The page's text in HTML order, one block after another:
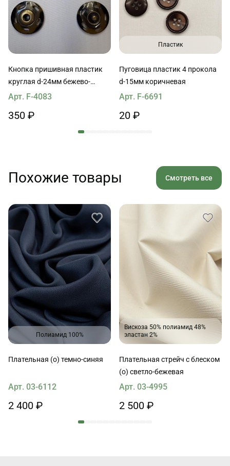
Кнопка пришивная пластик
круглая d-24мм бежево-
коричневая
Арт. F-4083
350 ₽
Пластик
Пуговица пластик 4 прокола
d-15мм коричневая
Арт. F-6691
20 ₽
Похожие товары Смотреть все
Полиамид 100%
Плательная (о) темно-синяя
Арт. 03-6112
2 400 ₽
Вискоза 50% полиамид 48%
эластан 2%
Плательная стрейч с блеском
(о) светло-бежевая
Арт. 03-4995
2 500 ₽